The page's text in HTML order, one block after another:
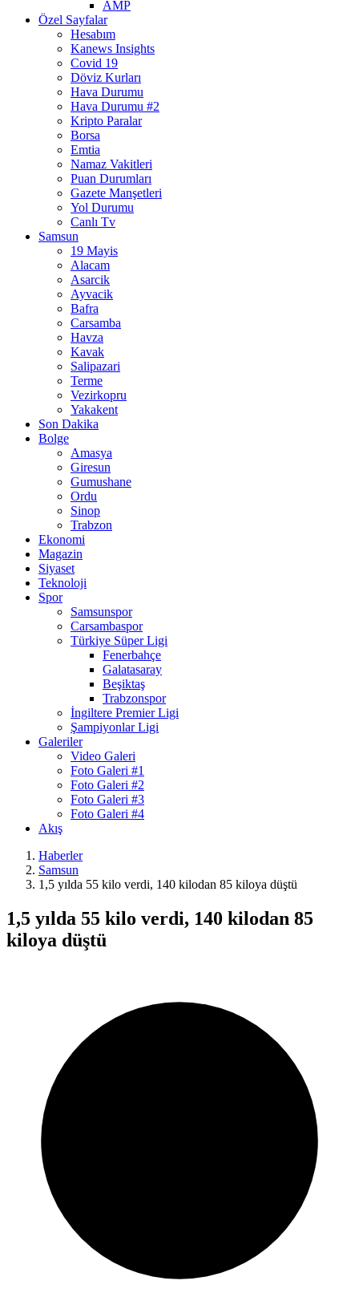
AMP
Özel Sayfalar
Hesabım
Kanews Insights
Covid 19
Döviz Kurları
Hava Durumu
Hava Durumu #2
Kripto Paralar
Borsa
Emtia
Namaz Vakitleri
Puan Durumları
Gazete Manşetleri
Yol Durumu
Canlı Tv
Samsun
19 Mayis
Alacam
Asarcik
Ayvacik
Bafra
Carsamba
Havza
Kavak
Salipazari
Terme
Vezirkopru
Yakakent
Son Dakika
Bolge
Amasya
Giresun
Gumushane
Ordu
Sinop
Trabzon
Ekonomi
Magazin
Siyaset
Teknoloji
Spor
Samsunspor
Carsambaspor
Türkiye Süper Ligi
Fenerbahçe
Galatasaray
Beşiktaş
Trabzonspor
İngiltere Premier Ligi
Şampiyonlar Ligi
Galeriler
Video Galeri
Foto Galeri #1
Foto Galeri #2
Foto Galeri #3
Foto Galeri #4
Akış
Haberler
Samsun
1,5 yılda 55 kilo verdi, 140 kilodan 85 kiloya düştü
1,5 yılda 55 kilo verdi, 140 kilodan 85
kiloya düştü